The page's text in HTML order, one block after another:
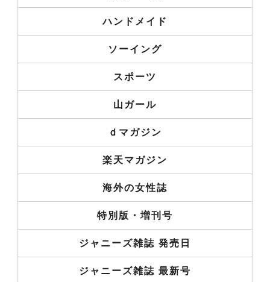
ハンドメイド
ソーイング
スポーツ
山ガール
ｄマガジン
楽天マガジン
海外の女性誌
特別版・増刊号
ジャニーズ雑誌 発売日
ジャニーズ雑誌 最新号